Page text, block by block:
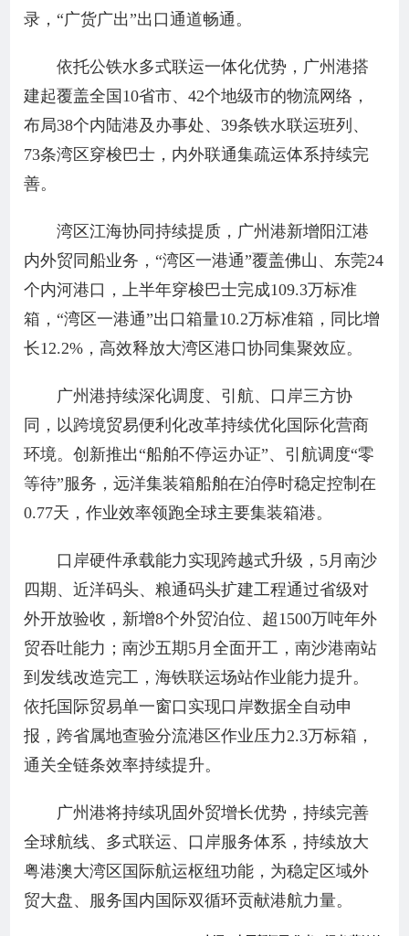
录，“广货广出”出口通道畅通。
依托公铁水多式联运一体化优势，广州港搭
建起覆盖全国10省市、42个地级市的物流网络，
布局38个内陆港及办事处、39条铁水联运班列、
73条湾区穿梭巴士，内外联通集疏运体系持续完
善。
湾区江海协同持续提质，广州港新增阳江港
内外贸同船业务，“湾区一港通”覆盖佛山、东莞24
个内河港口，上半年穿梭巴士完成109.3万标准
箱，“湾区一港通”出口箱量10.2万标准箱，同比增
长12.2%，高效释放大湾区港口协同集聚效应。
广州港持续深化调度、引航、口岸三方协
同，以跨境贸易便利化改革持续优化国际化营商
环境。创新推出“船舶不停运办证”、引航调度“零
等待”服务，远洋集装箱船舶在泊停时稳定控制在
0.77天，作业效率领跑全球主要集装箱港。
口岸硬件承载能力实现跨越式升级，5月南沙
四期、近洋码头、粮通码头扩建工程通过省级对
外开放验收，新增8个外贸泊位、超1500万吨年外
贸吞吐能力；南沙五期5月全面开工，南沙港南站
到发线改造完工，海铁联运场站作业能力提升。
依托国际贸易单一窗口实现口岸数据全自动申
报，跨省属地查验分流港区作业压力2.3万标箱，
通关全链条效率持续提升。
广州港将持续巩固外贸增长优势，持续完善
全球航线、多式联运、口岸服务体系，持续放大
粤港澳大湾区国际航运枢纽功能，为稳定区域外
贸大盘、服务国内国际双循环贡献港航力量。